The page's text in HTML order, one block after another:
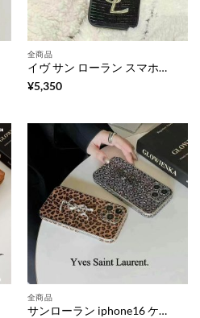
全商品
イヴ サン ローラン スマホケース iphone17/17pro ケース ブランド キラキラ iphone17promax/16pro ケース ハイ ブランド レディース 携帯 ケース 人気 女性
¥5,350
全商品
サンローラン iphone16 ケース iphone16pro/16promax ケース レディース ブランド iphone15 15pro ケース ハイブランド iphone14promax ヒョウ 柄 ケース 海外 人気 スマホケース